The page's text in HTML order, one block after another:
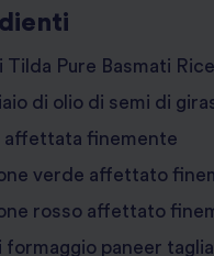
Tilda Pure Basmati Rice
di olio di semi di
affettata finemente
verde affettato
rosso affettato
formaggio paneer